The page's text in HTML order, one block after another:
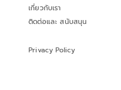
เกี่ยวกับเรา
ติดต่อและ สนับสนุน
Privacy Policy